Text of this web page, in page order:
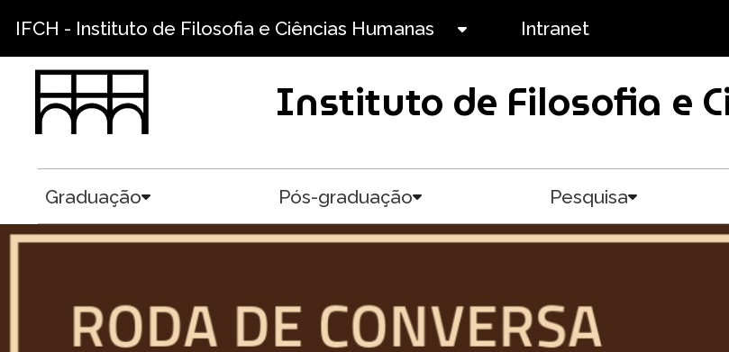
IFCH - Instituto de Filosofia e Ciências Humanas Intranet
Instituto de Filosofia e
Graduação Pós-graduação Pesquisa